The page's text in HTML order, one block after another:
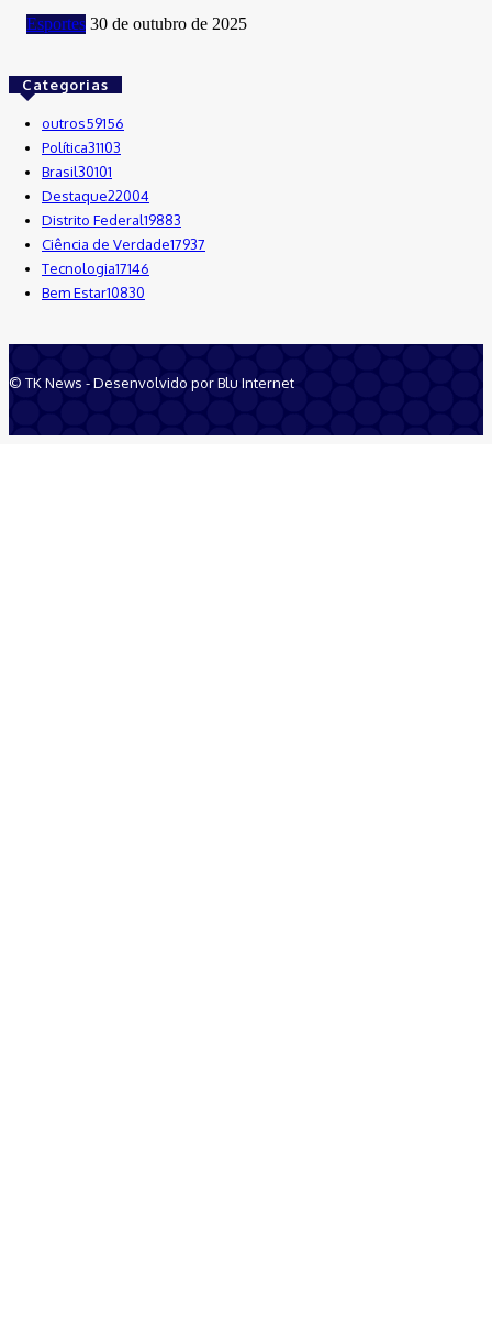
Esportes 30 de outubro de 2025
Categorias
outros59156
Política31103
Brasil30101
Destaque22004
Distrito Federal19883
Ciência de Verdade17937
Tecnologia17146
Bem Estar10830
© TK News - Desenvolvido por Blu Internet